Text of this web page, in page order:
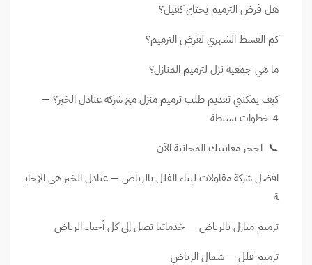
هل قرض الترميم يحتاج كفيل؟
كم القسط الشهري لقرض الترميم؟
ما هي جمعية نزل لترميم المنازل؟
كيف يمكنني تقديم طلب ترميم منزل مع شركة عنادل الخير؟ —
4 خطوات بسيطة
📞 احجز معاينتك المجانية الآن
افضل شركة مقاولات لبناء الفلل بالرياض — عنادل الخير هي الإجاب
ة
ترميم منازل بالرياض — خدماتنا تصل إلى كل أحياء الرياض
ترميم فلل — شمال الرياض